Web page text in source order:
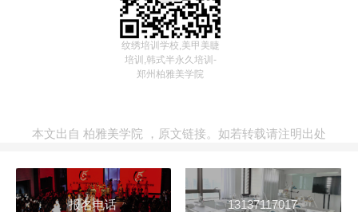
纹绣培训学校,美甲美睫
培训,韩式半永久培训-
郑州柏雅美学院
本文出自 柏雅美学院 ， 原文链接。如若转载请注明出处
报名电话 13137117017